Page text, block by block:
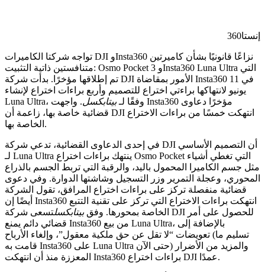
تواجه شركتا الكاميرات DJI وInsta360 نزاعًا قانونيًا بشأن كاميرتين
متنافستين ذاتية التثبيت: Osmo Pocket 3 وInsta360 Luna Ultra التي
تم إطلاقها مؤخرًا. بدأت شركة DJI الأمور بمقاضاة Insta360 في 11
لانتهاكها براءتي اختراع للتصميم وأربع براءات اختراع لإنشاء
Luna Ultra، وفقًا لـبيتابكسل. واجهت Insta360 مؤخرًا دعاوى
قضائية خاصة بها، زاعمة أن DJI انتهكت خمسًا من براءات الاختراع
في إحدى الدعاوى القضائية، تدعي شركة DJI أن التصميم الأساسي
لـ Luna Ultra ينتهك براءات اختراع Osmo Pocket التي تغطي أشياء
الكاميرا المحمول باليد، والرقبة التي تربط الجسم بالذراع
وعجلة التمرير وزر التسجيل وشاشتها الدوارة. وفي دعوى
منفصلة تركز على براءات اختراع المرافق، تقول الشركة
أيضًا إن Insta360 انتهكت براءات الاختراع التي تركز على تقنية التتبع
الخاصة بمحورها. وفقبيتابكسل تسعى شركة DJI للحصول على أمر
قضائي دائم يمنع Insta360 من بيع Luna Ultra، بالإضافة إلى
تعويضات “لا تقل عن حق ملكية معقول”، وإلغاء الأرباح (تسليم ما
قامت به Insta360 على Luna Ultra حتى الآن) والمزيد من الأضرار